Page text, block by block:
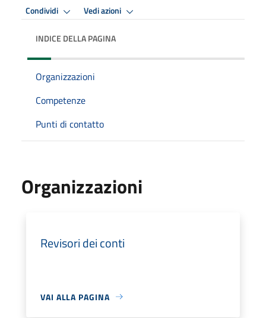
Condividi Vedi azioni
INDICE DELLA PAGINA
Organizzazioni
Competenze
Punti di contatto
Organizzazioni
Revisori dei conti
VAI ALLA PAGINA